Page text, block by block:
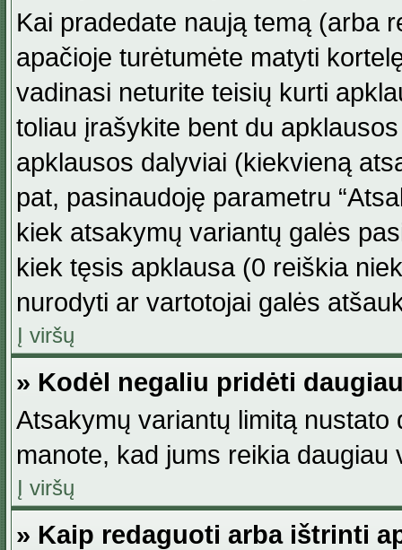
Kai pradedate naują temą (arba
apačioje turėtumėte matyti
vadinasi neturite teisių kurti
toliau įrašykite bent du
apklausos dalyviai (kiekvieną
pat, pasinaudoję parametru
kiek atsakymų variantų galės
kiek tęsis apklausa (0 reiškia
nurodyti ar vartotojai galės
Į viršų
» Kodėl negaliu pridėti
Atsakymų variantų limitą
manote, kad jums reikia daugiau
Į viršų
» Kaip redaguoti arba ištrinti